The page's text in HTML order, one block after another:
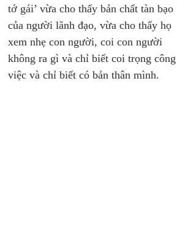
tớ gái’ vừa cho thấy bản chất tàn bạo
của người lãnh đạo, vừa cho thấy họ
xem nhẹ con người, coi con người
không ra gì và chỉ biết coi trọng công
việc và chỉ biết có bản thân mình.